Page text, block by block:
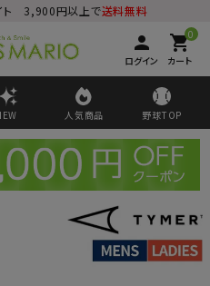
ト 3,900円以上で送料無料
person
ログイン
0
shopping_cart
カート
人気商品 野球TOP